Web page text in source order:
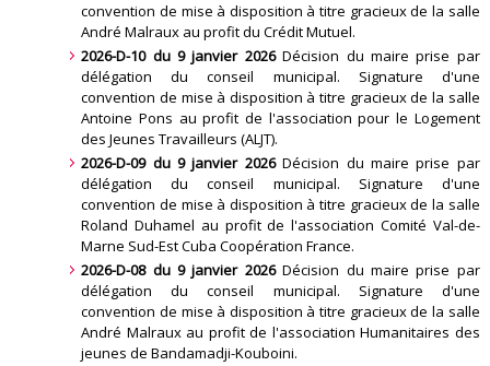
convention de mise à disposition à titre gracieux de la salle
André Malraux au profit du Crédit Mutuel.
2026-D-10 du 9 janvier 2026Décision du maire prise par
délégation du conseil municipal. Signature d'une
convention de mise à disposition à titre gracieux de la salle
Antoine Pons au profit de l'association pour le Logement
des Jeunes Travailleurs (ALJT).
2026-D-09 du 9 janvier 2026Décision du maire prise par
délégation du conseil municipal. Signature d'une
convention de mise à disposition à titre gracieux de la salle
Roland Duhamel au profit de l'association Comité Val-de-
Marne Sud-Est Cuba Coopération France.
2026-D-08 du 9 janvier 2026Décision du maire prise par
délégation du conseil municipal. Signature d'une
convention de mise à disposition à titre gracieux de la salle
André Malraux au profit de l'association Humanitaires des
jeunes de Bandamadji-Kouboini.